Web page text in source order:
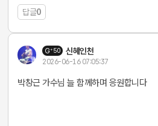
답글0
50 신혜인천
2026-06-16 07:05:37
박창근 가수님 늘 함께하며 응원합니다